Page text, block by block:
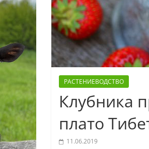
РАСТЕНИЕВОДСТВО
Клубника
плато
11.06.2019